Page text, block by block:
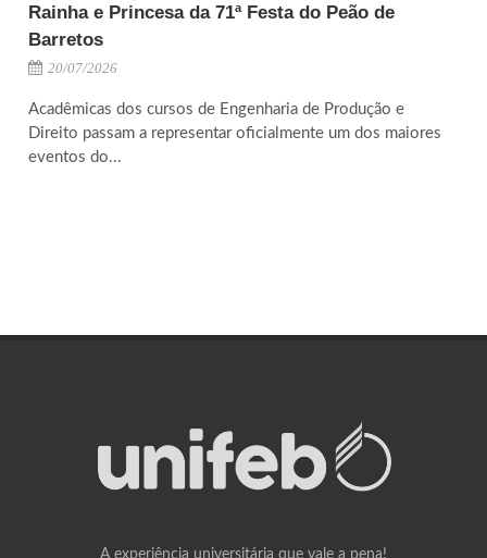
Rainha e Princesa da 71ª Festa do Peão de
Barretos
20/07/2026
Acadêmicas dos cursos de Engenharia de Produção e
Direito passam a representar oficialmente um dos maiores
eventos do...